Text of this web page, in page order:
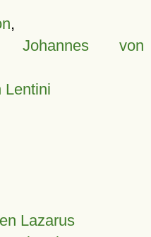
,
Johannes von
Lentini
Lazarus